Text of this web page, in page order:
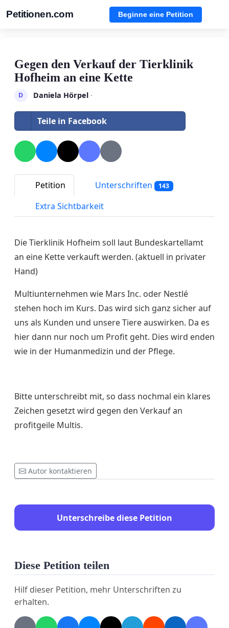
Petitionen.com Beginne eine Petition
Gegen den Verkauf der Tierklinik
Hofheim an eine Kette
D Daniela Hörpel·
Teile in Facebook
Petition Unterschriften 143
Extra Sichtbarkeit
Die Tierklinik Hofheim soll laut Bundeskartellamt
an eine Kette verkauft werden. (aktuell in privater
Hand)
Multiunternehmen wie Mars Inc. oder Nestlé
stehen hoch im Kurs. Das wird sich ganz sicher auf
uns als Kunden und unsere Tiere auswirken. Da es
hier dann nur noch um Profit geht. Dies wird enden
wie in der Humanmedizin und der Pflege.
Bitte unterschreibt mit, so dass nochmal ein klares
Zeichen gesetzt wird gegen den Verkauf an
profitgeile Multis.
Autor kontaktieren
Unterschreibe diese Petition
Diese Petition teilen
Hilf dieser Petition, mehr Unterschriften zu
erhalten.